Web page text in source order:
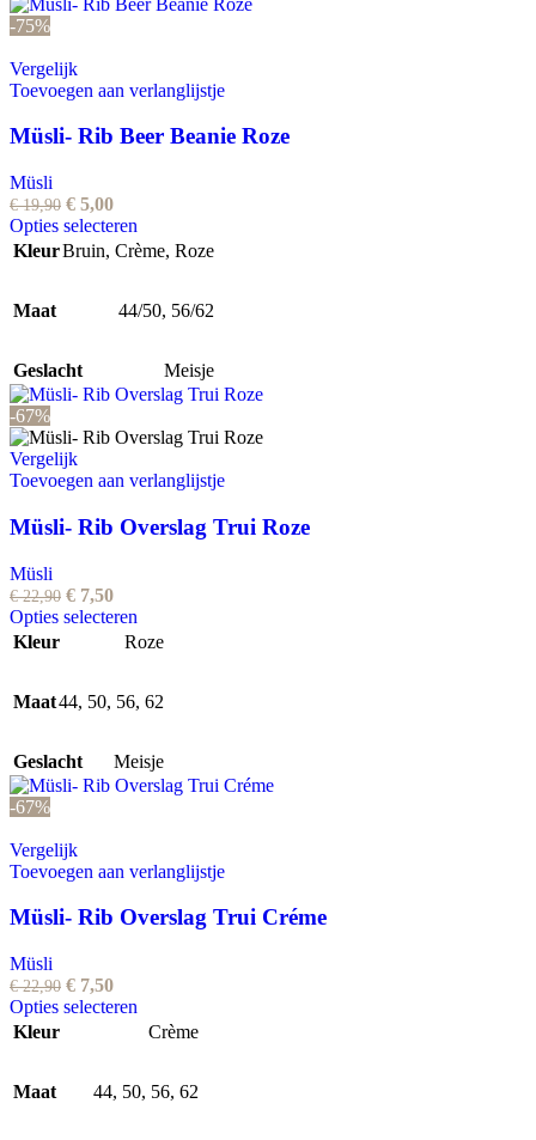
gekozen
productpagina
-75%
Vergelijk
Toevoegen aan verlanglijstje
Müsli- Rib Beer Beanie Roze
Müsli
€19,90 Oorspronkelijke
prijs
was:
€ 5,00Huidige
prijs
is:
Opties selecteren
product
variaties.
gekozen
op
productpagina
KleurBruin, Crème, Roze
Maat 44/50, 56/62
Geslacht Meisje
-67%
Vergelijk
Toevoegen aan verlanglijstje
Müsli- Rib Overslag Trui Roze
Müsli
€22,90 Oorspronkelijke
prijs
€ 7,50Huidige
prijs
is:
Opties selecteren
product
variaties.
kan
gekozen
productpagina
Kleur Roze
Maat44, 50, 56, 62
Geslacht Meisje
-67%
Vergelijk
Toevoegen aan verlanglijstje
Müsli- Rib Overslag Trui Créme
Müsli
€22,90 Oorspronkelijke
prijs
€ 7,50Huidige
prijs
Opties selecteren
product
variaties.
Kleur Crème
Maat 44, 50, 56, 62